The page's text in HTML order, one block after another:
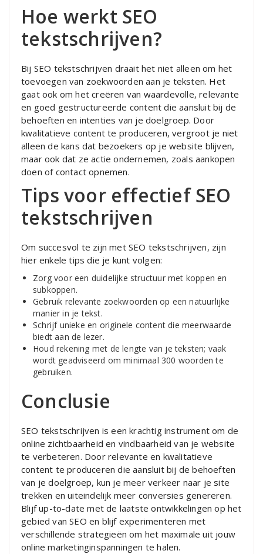
Hoe werkt SEO
tekstschrijven?
Bij SEO tekstschrijven draait het niet alleen om het
toevoegen van zoekwoorden aan je teksten. Het
gaat ook om het creëren van waardevolle, relevante
en goed gestructureerde content die aansluit bij de
behoeften en intenties van je doelgroep. Door
kwalitatieve content te produceren, vergroot je niet
alleen de kans dat bezoekers op je website blijven,
maar ook dat ze actie ondernemen, zoals aankopen
doen of contact opnemen.
Tips voor effectief SEO
tekstschrijven
Om succesvol te zijn met SEO tekstschrijven, zijn
hier enkele tips die je kunt volgen:
Zorg voor een duidelijke structuur met koppen en
subkoppen.
Gebruik relevante zoekwoorden op een natuurlijke
manier in je tekst.
Schrijf unieke en originele content die meerwaarde
biedt aan de lezer.
Houd rekening met de lengte van je teksten; vaak
wordt geadviseerd om minimaal 300 woorden te
gebruiken.
Conclusie
SEO tekstschrijven is een krachtig instrument om de
online zichtbaarheid en vindbaarheid van je website
te verbeteren. Door relevante en kwalitatieve
content te produceren die aansluit bij de behoeften
van je doelgroep, kun je meer verkeer naar je site
trekken en uiteindelijk meer conversies genereren.
Blijf up-to-date met de laatste ontwikkelingen op het
gebied van SEO en blijf experimenteren met
verschillende strategieën om het maximale uit jouw
online marketinginspanningen te halen.